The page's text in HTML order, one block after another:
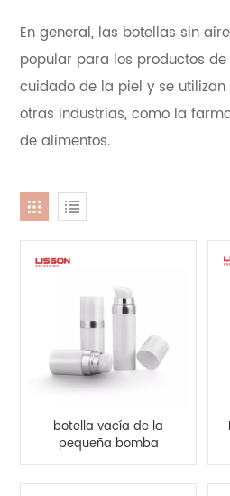
En general, las botellas sin
popular para los productos
cuidado de la piel y se
otras industrias, como la
de alimentos.
botella vacía de la
pequeña bomba
privada de aire del